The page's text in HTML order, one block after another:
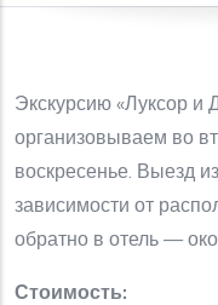
Экскурсию «Луксор
организовываем во
воскресенье. Выезд
зависимости от
обратно в отель —
Стоимость: